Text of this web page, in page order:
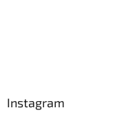
Instagram